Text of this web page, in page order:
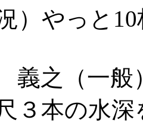
）やっと
之（一般
３本の水